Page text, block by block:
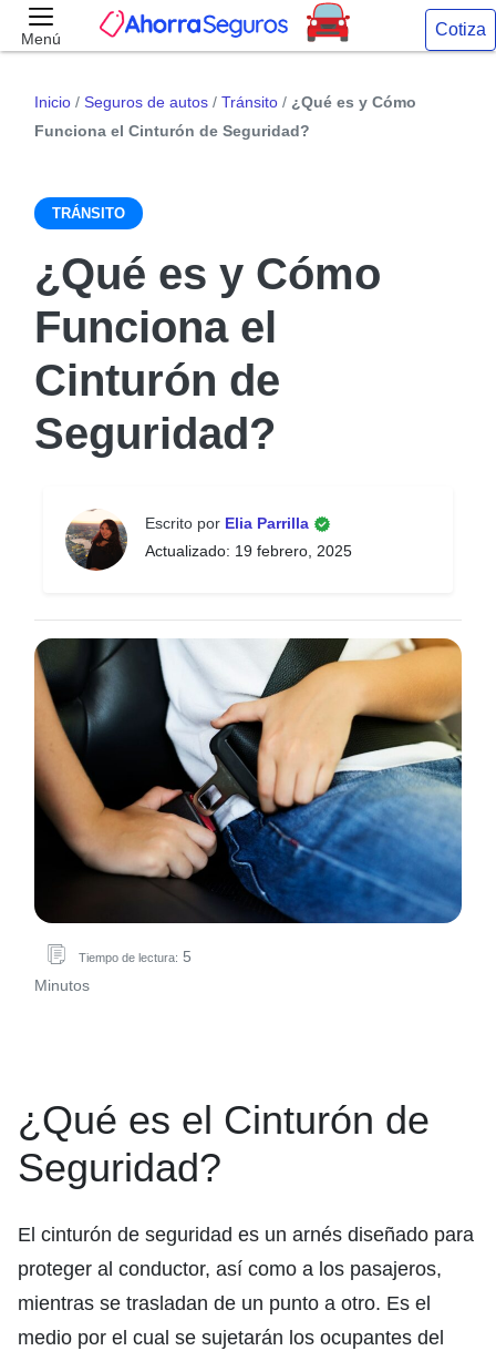
Menú Cotiza
Inicio / Seguros de autos / Tránsito / ¿Qué es y Cómo
Funciona el Cinturón de Seguridad?
TRÁNSITO
¿Qué es y Cómo
Funciona el
Cinturón de
Seguridad?
Escrito por Elia Parrilla
Actualizado: 19 febrero, 2025
Tiempo de lectura: 5
Minutos
¿Qué es el Cinturón de
Seguridad?
El cinturón de seguridad es un arnés diseñado para
proteger al conductor, así como a los pasajeros,
mientras se trasladan de un punto a otro. Es el
medio por el cual se sujetarán los ocupantes del